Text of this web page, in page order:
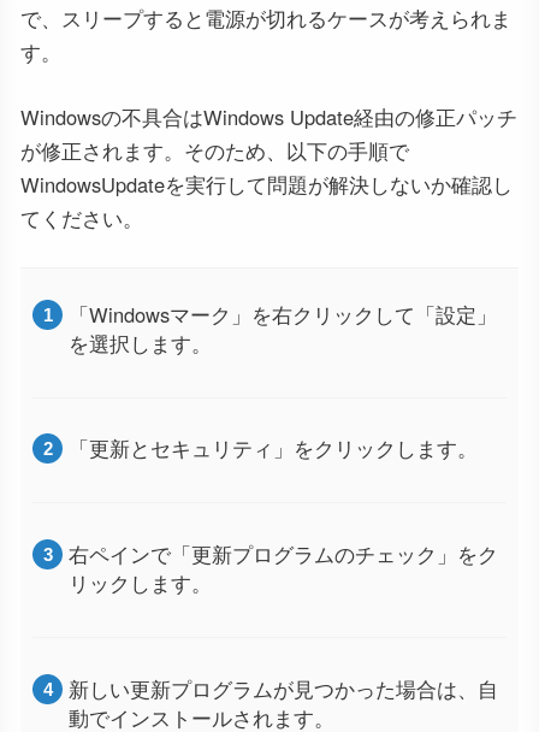
で、スリープすると電源が切れるケースが考えられま
す。
Windowsの不具合はWindows Update経由の修正パッチ
が修正されます。そのため、以下の手順で
WindowsUpdateを実行して問題が解決しないか確認し
てください。
「Windowsマーク」を右クリックして「設定」
を選択します。
「更新とセキュリティ」をクリックします。
右ペインで「更新プログラムのチェック」をク
リックします。
新しい更新プログラムが見つかった場合は、自
動でインストールされます。